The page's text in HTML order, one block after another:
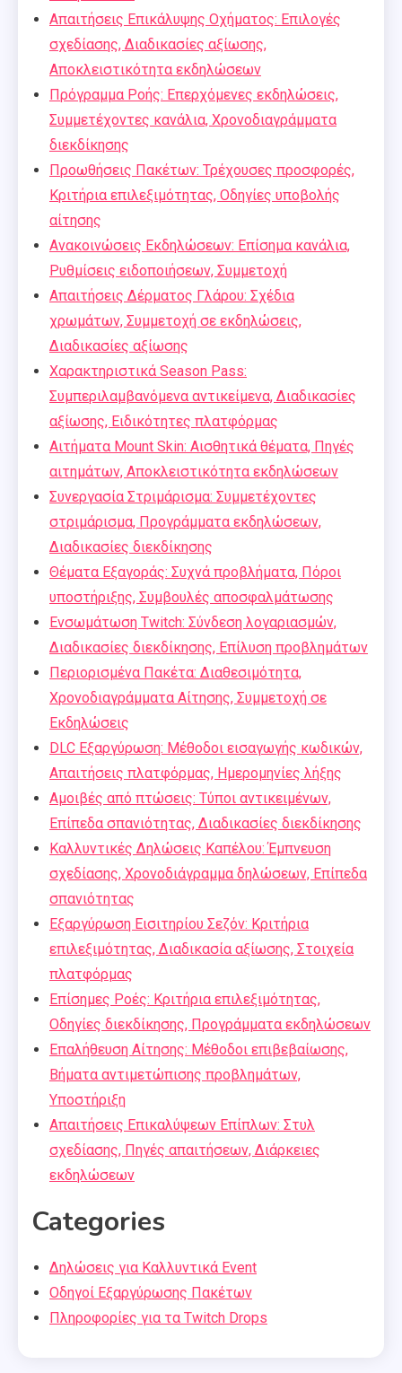
Απαιτήσεις Επικάλυψης Οχήματος: Επιλογές
σχεδίασης, Διαδικασίες αξίωσης,
Αποκλειστικότητα εκδηλώσεων
Πρόγραμμα Ροής: Επερχόμενες εκδηλώσεις,
Συμμετέχοντες κανάλια, Χρονοδιαγράμματα
διεκδίκησης
Προωθήσεις Πακέτων: Τρέχουσες προσφορές,
Κριτήρια επιλεξιμότητας, Οδηγίες υποβολής
αίτησης
Ανακοινώσεις Εκδηλώσεων: Επίσημα κανάλια,
Ρυθμίσεις ειδοποιήσεων, Συμμετοχή
Απαιτήσεις Δέρματος Γλάρου: Σχέδια
χρωμάτων, Συμμετοχή σε εκδηλώσεις,
Διαδικασίες αξίωσης
Χαρακτηριστικά Season Pass:
Συμπεριλαμβανόμενα αντικείμενα, Διαδικασίες
αξίωσης, Ειδικότητες πλατφόρμας
Αιτήματα Mount Skin: Αισθητικά θέματα, Πηγές
αιτημάτων, Αποκλειστικότητα εκδηλώσεων
Συνεργασία Στριμάρισμα: Συμμετέχοντες
στριμάρισμα, Προγράμματα εκδηλώσεων,
Διαδικασίες διεκδίκησης
Θέματα Εξαγοράς: Συχνά προβλήματα, Πόροι
υποστήριξης, Συμβουλές αποσφαλμάτωσης
Ενσωμάτωση Twitch: Σύνδεση λογαριασμών,
Διαδικασίες διεκδίκησης, Επίλυση προβλημάτων
Περιορισμένα Πακέτα: Διαθεσιμότητα,
Χρονοδιαγράμματα Αίτησης, Συμμετοχή σε
Εκδηλώσεις
DLC Εξαργύρωση: Μέθοδοι εισαγωγής κωδικών,
Απαιτήσεις πλατφόρμας, Ημερομηνίες λήξης
Αμοιβές από πτώσεις: Τύποι αντικειμένων,
Επίπεδα σπανιότητας, Διαδικασίες διεκδίκησης
Καλλυντικές Δηλώσεις Καπέλου: Έμπνευση
σχεδίασης, Χρονοδιάγραμμα δηλώσεων, Επίπεδα
σπανιότητας
Εξαργύρωση Εισιτηρίου Σεζόν: Κριτήρια
επιλεξιμότητας, Διαδικασία αξίωσης, Στοιχεία
πλατφόρμας
Επίσημες Ροές: Κριτήρια επιλεξιμότητας,
Οδηγίες διεκδίκησης, Προγράμματα εκδηλώσεων
Επαλήθευση Αίτησης: Μέθοδοι επιβεβαίωσης,
Βήματα αντιμετώπισης προβλημάτων,
Υποστήριξη
Απαιτήσεις Επικαλύψεων Επίπλων: Στυλ
σχεδίασης, Πηγές απαιτήσεων, Διάρκειες
εκδηλώσεων
Categories
Δηλώσεις για Καλλυντικά Event
Οδηγοί Εξαργύρωσης Πακέτων
Πληροφορίες για τα Twitch Drops